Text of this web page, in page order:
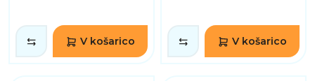
V košarico V košarico